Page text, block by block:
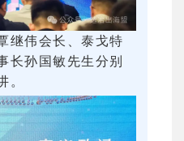
继伟会长、泰戈特
长孙国敏先生分别
。